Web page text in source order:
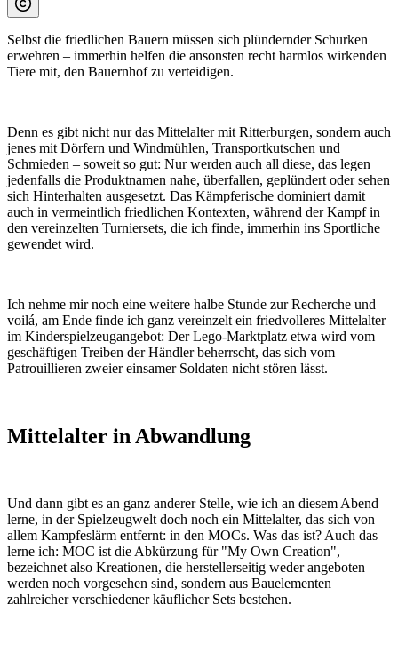
Selbst die friedlichen Bauern müssen sich plündernder Schurken
erwehren – immerhin helfen die ansonsten recht harmlos wirkenden
Tiere mit, den Bauernhof zu verteidigen.
Denn es gibt nicht nur das Mittelalter mit Ritterburgen, sondern auch
jenes mit Dörfern und Windmühlen, Transportkutschen und
Schmieden – soweit so gut: Nur werden auch all diese, das legen
jedenfalls die Produktnamen nahe, überfallen, geplündert oder sehen
sich Hinterhalten ausgesetzt. Das Kämpferische dominiert damit
auch in vermeintlich friedlichen Kontexten, während der Kampf in
den vereinzelten Turniersets, die ich finde, immerhin ins Sportliche
gewendet wird.
Ich nehme mir noch eine weitere halbe Stunde zur Recherche und
voilá, am Ende finde ich ganz vereinzelt ein friedvolleres Mittelalter
im Kinderspielzeugangebot: Der Lego-Marktplatz etwa wird vom
geschäftigen Treiben der Händler beherrscht, das sich vom
Patrouillieren zweier einsamer Soldaten nicht stören lässt.
Mittelalter in Abwandlung
Und dann gibt es an ganz anderer Stelle, wie ich an diesem Abend
lerne, in der Spielzeugwelt doch noch ein Mittelalter, das sich von
allem Kampfeslärm entfernt: in den MOCs. Was das ist? Auch das
lerne ich: MOC ist die Abkürzung für "My Own Creation",
bezeichnet also Kreationen, die herstellerseitig weder angeboten
werden noch vorgesehen sind, sondern aus Bauelementen
zahlreicher verschiedener käuflicher Sets bestehen.